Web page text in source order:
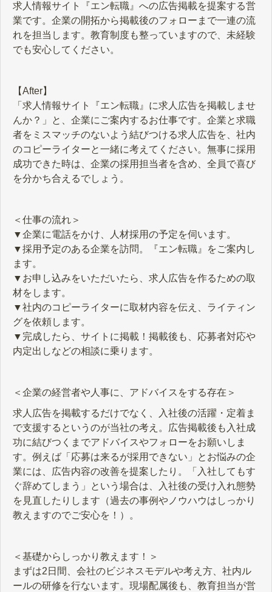
求人情報サイト『エン転職』への広告掲載を提案する営
業です。企業の開拓から掲載後のフォローまで一連の流
れを担当します。教育制度も整っていますので、未経験
でも安心してください。
【After】
「求人情報サイト『エン転職』に求人広告を掲載しませ
んか？」と、企業にご案内するお仕事です。企業と求職
者をミスマッチのないよう結びつける求人広告を、社内
のコピーライターと一緒に考えてください。無事に採用
成功できた時は、企業の採用担当者を含め、全員で喜び
を分かち合えるでしょう。
＜仕事の流れ＞
▼企業に電話をかけ、人材採用の予定を伺います。
▼採用予定のある企業を訪問。『エン転職』をご案内し
ます。
▼お申し込みをいただいたら、求人広告を作るための取
材をします。
▼社内のコピーライターに取材内容を伝え、ライティン
グを依頼します。
▼完成したら、サイトに掲載！掲載後も、応募者対応や
内定出しなどの相談に乗ります。
＜企業の経営者や人事に、アドバイスをする存在＞
求人広告を掲載するだけでなく、入社後の活躍・定着ま
で支援するというのが当社の考え。広告掲載後も入社成
功に結びつくまでアドバイスやフォローをお願いしま
す。例えば「応募は来るが採用できない」とお悩みの企
業には、広告内容の改善を提案したり。「入社してもす
ぐ辞めてしまう」という場合は、入社後の受け入れ態勢
を見直したりします（過去の事例やノウハウはしっかり
教えますのでご安心を！）。
＜基礎からしっかり教えます！＞
まずは2日間、会社のビジネスモデルや考え方、社内ル
ールの研修を行ないます。現場配属後も、教育担当が営